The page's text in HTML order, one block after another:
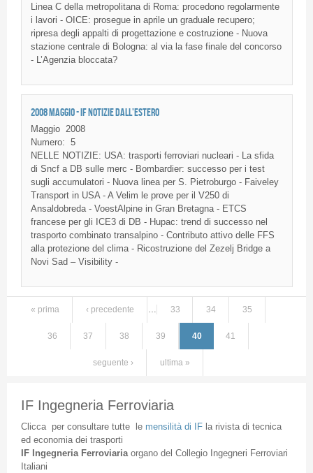
LineaC della metropolitana di Roma: procedono regolarmente
i lavori - OICE: proseguein aprileun graduale recupero;
ripresa degli appalti di progettazionee costruzione- Nuova
stazione centrale di Bologna: al via la fasefinale del concorso
-
L’Agenzia bloccata?
2008 MAGGIO - IF NOTIZIE DALL'ESTERO
Maggio
2008
Numero: 5
NELLE NOTIZIE: USA: trasporti ferroviari nucleari - La sfida
di Sncfa DB sulle merc - Bombardier: successoper i test
sugli accumulatori - Nuova lineaper S. Pietroburgo- Faiveley
Transport in USA - A Velim le prove per il V250 di
Ansaldobreda- VoestAlpinein Gran Bretagna- ETCS
franceseper gli ICE3 di DB - Hupac: trend di successo nel
trasporto combinato transalpino- Contributo attivo delle FFS
alla protezionedel clima- Ricostruzionedel Zezelj Bridge a
Novi Sad – Visibility -
Pagine
« prima ‹ precedente … 33 34 35
36 37 38 39 40 41
seguente › ultima »
IF Ingegneria Ferroviaria
Cliccaper consultare tuttele mensilità di IFla rivista di tecnica
ed economia dei trasporti
IF Ingegneria Ferroviaria organodel Collegio Ingegneri Ferroviari
Italiani